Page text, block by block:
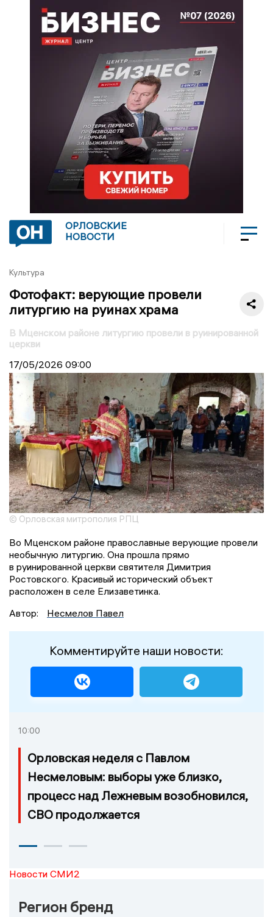
ОРЛОВСКИЕ
НОВОСТИ
Культура
Фотофакт: верующие провели
литургию на руинах храма
В Мценском районе литургию провели в руинированной
церкви
17/05/2026 09:00
© Орловская митрополия РПЦ
Во Мценском районе православные верующие провели
необычную литургию. Она прошла прямо
в руинированной церкви святителя Димитрия
Ростовского. Красивый исторический объект
расположен в селе Елизаветинка.
Автор:
Несмелов Павел
Комментируйте наши новости:
10:00
Орловская неделя с Павлом
Несмеловым: выборы уже близко,
процесс над Лежневым возобновился,
СВО продолжается
Новости СМИ2
Регион бренд